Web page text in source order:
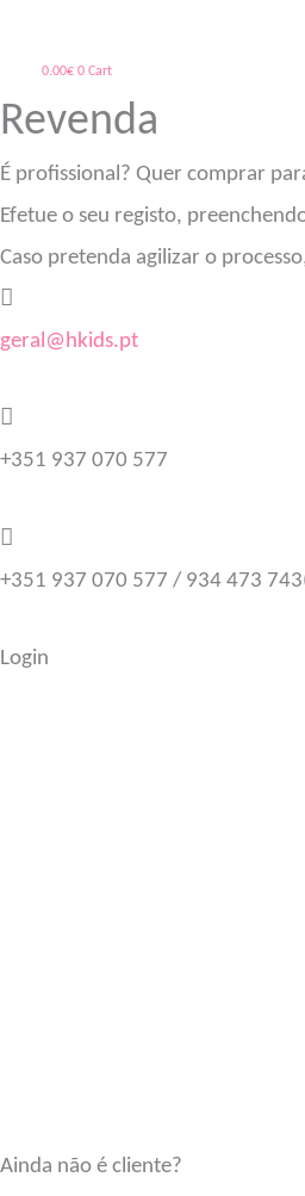
0.00€ 0 Cart
Revenda
É profissional? Quer comprar
Efetue o seu registo,
Caso pretenda agilizar o
geral@hkids.pt
+351 937 070 577
+351 937 070 577 / 934 473 743
Login
Ainda não é cliente?